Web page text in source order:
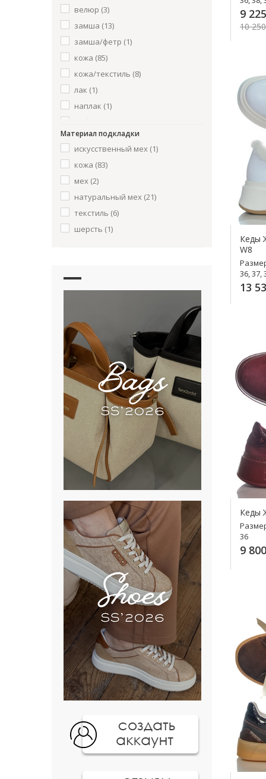
Voile Blanche
Н8(2)
Слоновая кость
велюр (3)
замша (13)
замша/фетр (1)
кожа (85)
кожа/текстиль (8)
лак (1)
наплак (1)
нубук
нубук/фетр(1)
текстиль(3)
Материал подкладки
искусственный мех (1)
кожа (83)
мех (2)
натуральный мех (21)
текстиль (6)
шерсть (1)
9
10
Кеды
W8
36, 37,
13
Кеды
36
9